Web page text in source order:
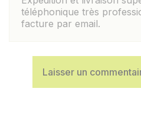
téléphonique très
facture par email.
Laisser un